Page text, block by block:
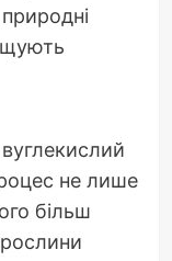
не лише
більш